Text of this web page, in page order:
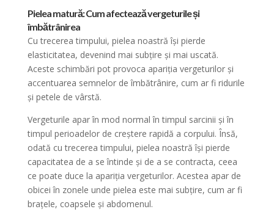
Pielea matură: Cum afectează vergeturile și
îmbătrânirea
Cu trecerea timpului, pielea noastră își pierde
elasticitatea, devenind mai subțire și mai uscată.
Aceste schimbări pot provoca apariția vergeturilor și
accentuarea semnelor de îmbătrânire, cum ar fi ridurile
și petele de vârstă.
Vergeturile apar în mod normal în timpul sarcinii și în
timpul perioadelor de creștere rapidă a corpului. Însă,
odată cu trecerea timpului, pielea noastră își pierde
capacitatea de a se întinde și de a se contracta, ceea
ce poate duce la apariția vergeturilor. Acestea apar de
obicei în zonele unde pielea este mai subțire, cum ar fi
brațele, coapsele și abdomenul.